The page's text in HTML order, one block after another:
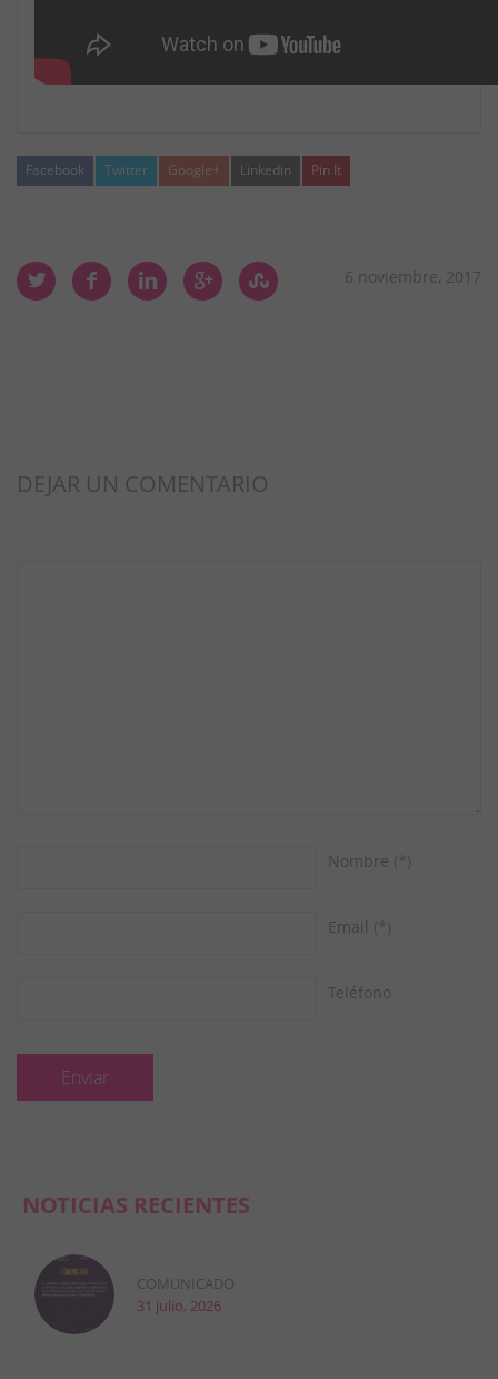
Facebook Twitter Google+ Linkedin Pin It
6 noviembre, 2017
DEJAR UN COMENTARIO
Nombre (*)
Email (*)
Teléfono
NOTICIAS RECIENTES
COMUNICADO
31 julio, 2026